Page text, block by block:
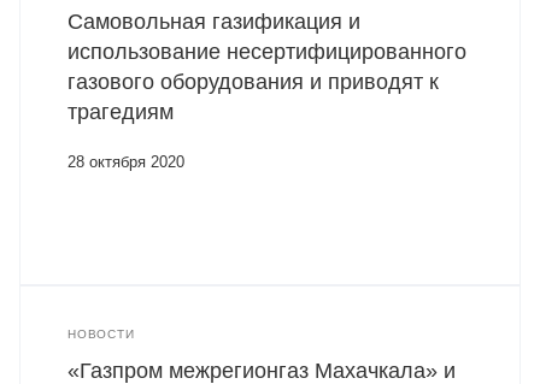
Самовольная газификация и
использование несертифицированного
газового оборудования и приводят к
трагедиям
28 октября 2020
НОВОСТИ
«Газпром межрегионгаз Махачкала» и